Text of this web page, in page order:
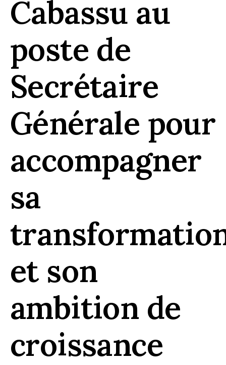
Cabassu au
poste de
Secrétaire
Générale pour
accompagner
sa
et son
ambition de
croissance